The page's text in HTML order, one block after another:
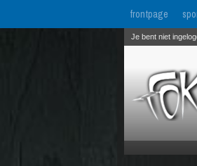
frontpage
Je bent niet